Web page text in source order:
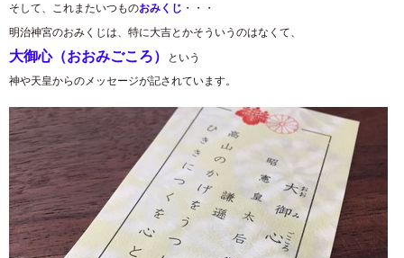
そして、これまたいつものおみくじ ・・・
明治神宮のおみくじは、特に大吉とかそういうのはなくて、
大御心（おおみごころ）
という
神や天皇からのメッセージが記されています。